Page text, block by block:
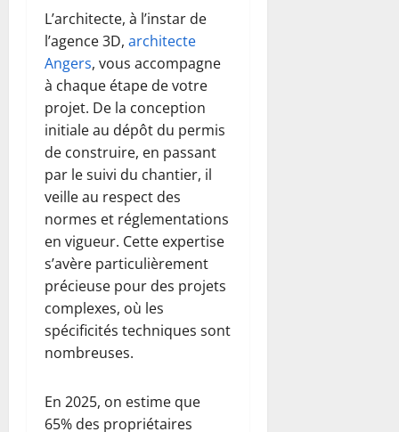
L’architecte, à l’instar de
l’agence 3D, architecte
Angers, vous accompagne
à chaque étape de votre
projet. De la conception
initiale au dépôt du permis
de construire, en passant
par le suivi du chantier, il
veille au respect des
normes et réglementations
en vigueur. Cette expertise
s’avère particulièrement
précieuse pour des projets
complexes, où les
spécificités techniques sont
nombreuses.
En 2025, on estime que
65% des propriétaires